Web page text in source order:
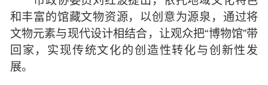
和丰富的馆藏文物资源，以创意为源泉，通过将
文物元素与现代设计相结合，让观众把“博物馆”带
回家，实现传统文化的创造性转化与创新性发
展。